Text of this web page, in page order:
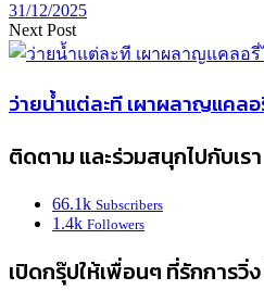
31/12/2025
Next Post
ว่ายน้ำแต่ละที เผาผลาญแคลอ
ติดตาม และร่วมสนุกไปกับเรา
66.1k Subscribers
1.4k Followers
เปิดกรุ๊ปให้เพื่อนๆ ที่รักการวิ่